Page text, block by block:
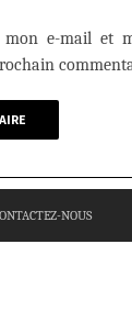
mon e-mail et
NOUS